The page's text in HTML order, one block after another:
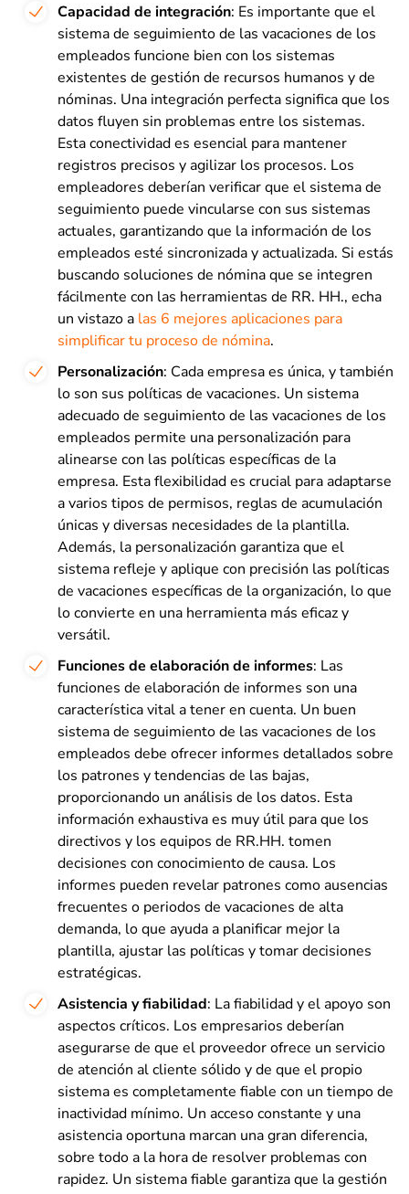
Capacidad de integración: Es importante que el
sistema de seguimiento de las vacaciones de los
empleados funcione bien con los sistemas
existentes de gestión de recursos humanos y de
nóminas. Una integración perfecta significa que los
datos fluyen sin problemas entre los sistemas.
Esta conectividad es esencial para mantener
registros precisos y agilizar los procesos. Los
empleadores deberían verificar que el sistema de
seguimiento puede vincularse con sus sistemas
actuales, garantizando que la información de los
empleados esté sincronizada y actualizada. Si estás
buscando soluciones de nómina que se integren
fácilmente con las herramientas de RR. HH., echa
un vistazo a las 6 mejores aplicaciones para
simplificar tu proceso de nómina.
Personalización: Cada empresa es única, y también
lo son sus políticas de vacaciones. Un sistema
adecuado de seguimiento de las vacaciones de los
empleados permite una personalización para
alinearse con las políticas específicas de la
empresa. Esta flexibilidad es crucial para adaptarse
a varios tipos de permisos, reglas de acumulación
únicas y diversas necesidades de la plantilla.
Además, la personalización garantiza que el
sistema refleje y aplique con precisión las políticas
de vacaciones específicas de la organización, lo que
lo convierte en una herramienta más eficaz y
versátil.
Funciones de elaboración de informes: Las
funciones de elaboración de informes son una
característica vital a tener en cuenta. Un buen
sistema de seguimiento de las vacaciones de los
empleados debe ofrecer informes detallados sobre
los patrones y tendencias de las bajas,
proporcionando un análisis de los datos. Esta
información exhaustiva es muy útil para que los
directivos y los equipos de RR.HH. tomen
decisiones con conocimiento de causa. Los
informes pueden revelar patrones como ausencias
frecuentes o periodos de vacaciones de alta
demanda, lo que ayuda a planificar mejor la
plantilla, ajustar las políticas y tomar decisiones
estratégicas.
Asistencia y fiabilidad: La fiabilidad y el apoyo son
aspectos críticos. Los empresarios deberían
asegurarse de que el proveedor ofrece un servicio
de atención al cliente sólido y de que el propio
sistema es completamente fiable con un tiempo de
inactividad mínimo. Un acceso constante y una
asistencia oportuna marcan una gran diferencia,
sobre todo a la hora de resolver problemas con
rapidez. Un sistema fiable garantiza que la gestión